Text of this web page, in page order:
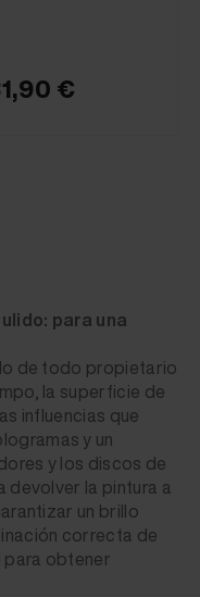
€
para una
de todo propietario
la superficie de
influencias que
y un
y los discos de
devolver la pintura a
un brillo
correcta de
para obtener